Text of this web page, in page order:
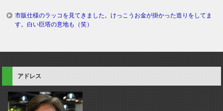
市販仕様のラッコを見てきました。けっこうお金が掛かった造りをしてま
す。白い巨塔の意地も（笑）
アドレス